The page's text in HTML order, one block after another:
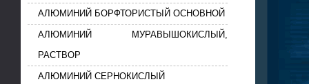
АЛЮМИНИЙ БОРФТОРИСТЫЙ ОСНОВНОЙ
АЛЮМИНИЙ МУРАВЫШОКИСЛЫЙ,
РАСТВОР
АЛЮМИНИЙ СЕРНОКИСЛЫЙ